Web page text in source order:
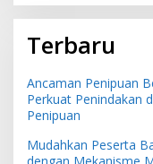
Terbaru
Ancaman Penipuan
Perkuat Penindakan
Penipuan
Mudahkan Peserta